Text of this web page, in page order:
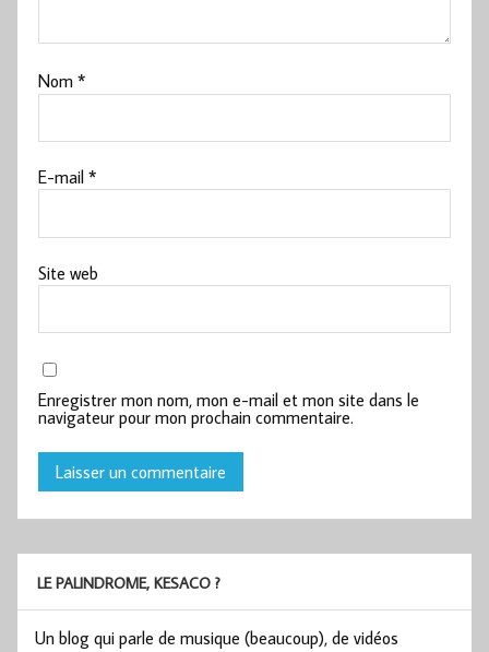
Nom*
E-mail*
Site web
Enregistrer mon nom, mon e-mail et mon site dans le
navigateur pour mon prochain commentaire.
LE PALINDROME, KESACO ?
Un blog qui parle de musique (beaucoup), de vidéos